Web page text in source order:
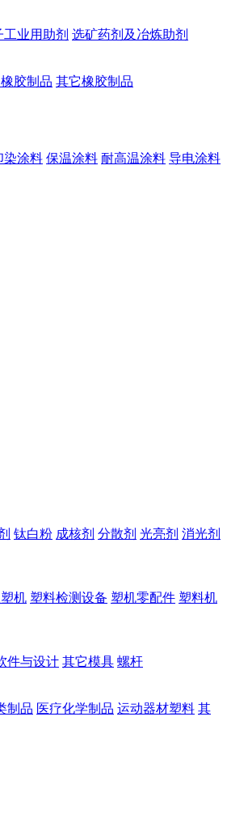
工业用助剂 选矿药剂及冶炼助剂
胶制品 其它橡胶制品
染涂料 保温涂料 耐高温涂料 导电涂料
钛白粉 成核剂 分散剂 光亮剂 消光剂
机 塑料检测设备 塑机零配件 塑料机
件与设计 其它模具 螺杆
制品 医疗化学制品 运动器材塑料 其